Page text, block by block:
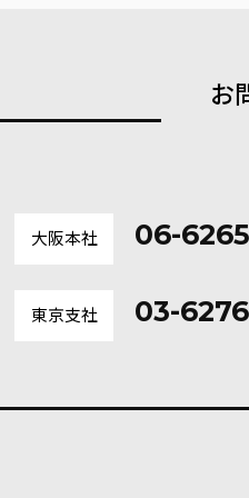
お
大阪本社 06-
東京支社 03-